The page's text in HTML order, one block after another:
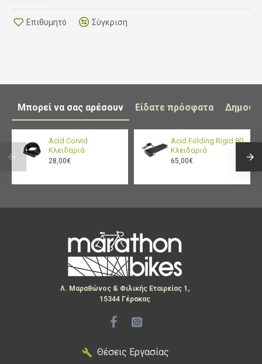
Επιθυμητό Σύγκριση
Μπορεί να σας αρέσουν Είδατε πρόσφατα
Acid Corvid
Κλειδαριά
28,00€
Acid Folding Rigid 80
Κλειδαριά
65,00€
Λ. Μαραθώνος & Φιλικής Εταιρείας 1,
15344 Γέρακας
Θέσεις Εργασίας